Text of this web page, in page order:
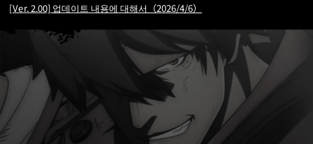
[Ver. 2.00] 업데이트 내용에 대해서（2026/4/6）
2026/2/25
[Ver. 1.52] 업데이트 내용에 대해서 (2026/2/25)